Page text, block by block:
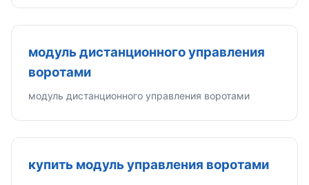
модуль дистанционного управления
воротами
модуль дистанционного управления воротами
купить модуль управления воротами